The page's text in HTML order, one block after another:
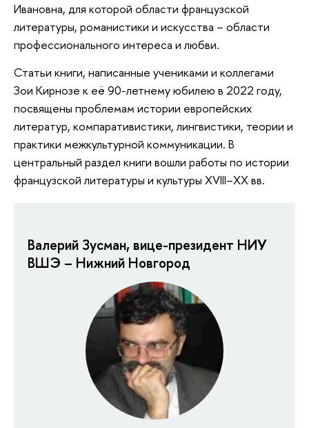
Ивановна, для которой области французской
литературы, романистики и искусства – области
профессионального интереса и любви.
Статьи книги, написанные учениками и коллегами
Зои Кирнозе к её 90-летнему юбилею в 2022 году,
посвящены проблемам истории европейских
литератур, компаративистики, лингвистики, теории и
практики межкультурной коммуникации. В
центральный раздел книги вошли работы по истории
французской литературы и культуры XVIII–XX вв.
Валерий Зусман, вице-президент НИУ
ВШЭ – Нижний Новгород